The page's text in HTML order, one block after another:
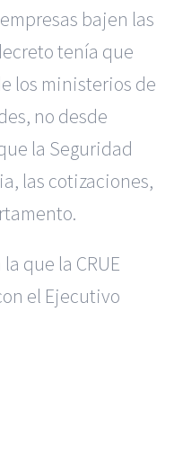
bajen las
tenía que
los ministerios de
no desde
la Seguridad
las cotizaciones,
que la CRUE
el Ejecutivo
Abogados Murcia|